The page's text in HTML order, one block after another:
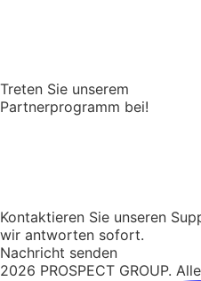
Treten Sie unserem
Partnerprogramm bei!
Kontaktieren Sie unseren
wir antworten sofort.
Nachricht senden
2026 PROSPECT GROUP.